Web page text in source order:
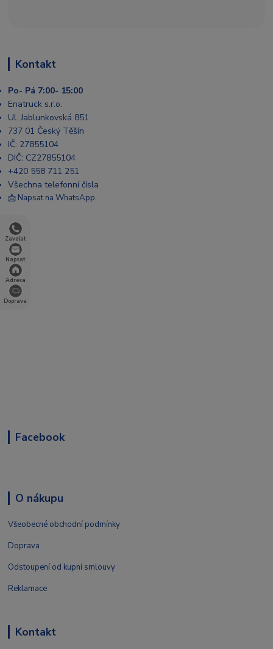
Zavolat
Napsat
Adresa
Doprava
Kontakt
Po- Pá 7:00- 15:00
Enatruck s.r.o.
Ul. Jablunkovská 851
737 01 Český Těšín
IČ: 27855104
DIČ: CZ27855104
+420 558 711 251
Všechna telefonní čísla
📩 Napsat na WhatsApp
Facebook
O nákupu
Všeobecné obchodní podmínky
Doprava
Odstoupení od kupní smlouvy
Reklamace
Kontakt